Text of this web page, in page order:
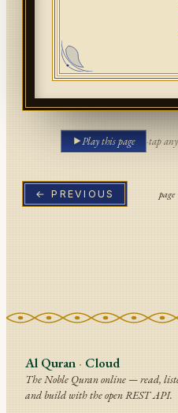
Play this page ·tap
← PREVIOUS page
Al Quran · Cloud
The Noble Quran online — read,
and build with the open REST API.